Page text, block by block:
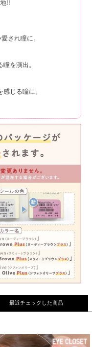
!!
され瞳に。
を演出。
じる瞳に。
最近チェックした商品